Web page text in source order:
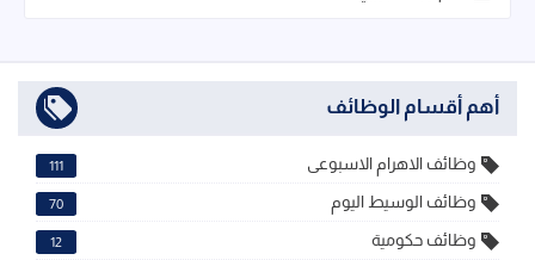
أهم أقسام الوظائف
وظائف الاهرام الاسبوعى 111
وظائف الوسيط اليوم 70
وظائف حكومية 12